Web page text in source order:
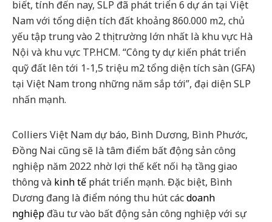
biết, tính đến nay, SLP đã phát triển 6 dự án tại Việt
Nam với tổng diện tích đất khoảng 860.000 m2, chủ
yếu tập trung vào 2 thị trường lớn nhất là khu vực Hà
Nội và khu vực TP.HCM. “Công ty dự kiến phát triển
quỹ đất lên tới 1-1,5 triệu m2 tổng diện tích sàn (GFA)
tại Việt Nam trong những năm sắp tới”, đại diện SLP
nhấn mạnh.
Colliers Việt Nam dự báo, Bình Dương, Bình Phước,
Đồng Nai cũng sẽ là tâm điểm bất động sản công
nghiệp năm 2022 nhờ lợi thế kết nối hạ tầng giao
thông và kinh tế phát triển mạnh. Đặc biệt, Bình
Dương đang là điểm nóng thu hút cácdoanh
nghiệp đầu tư vào bất động sản công nghiệp với sự